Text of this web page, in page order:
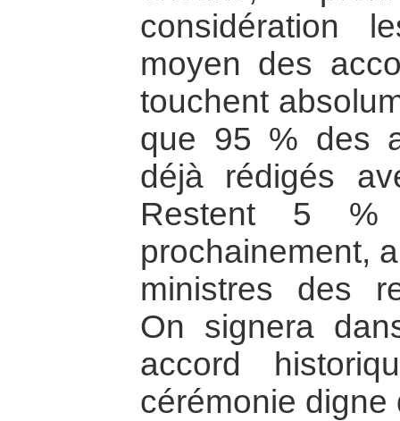
considération
moyen des
touchent
que 95 % des
déjà rédigés
Restent 5 %
prochainement,
ministres des
On signera
accord
cérémonie digne